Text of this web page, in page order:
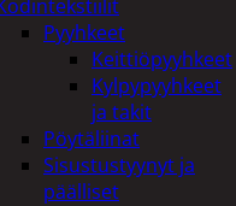
Pyyhkeet
Keittiöpyyhkeet
Kylpypyyhkeet
ja takit
Pöytäliinat
Sisustustyynyt ja
päälliset